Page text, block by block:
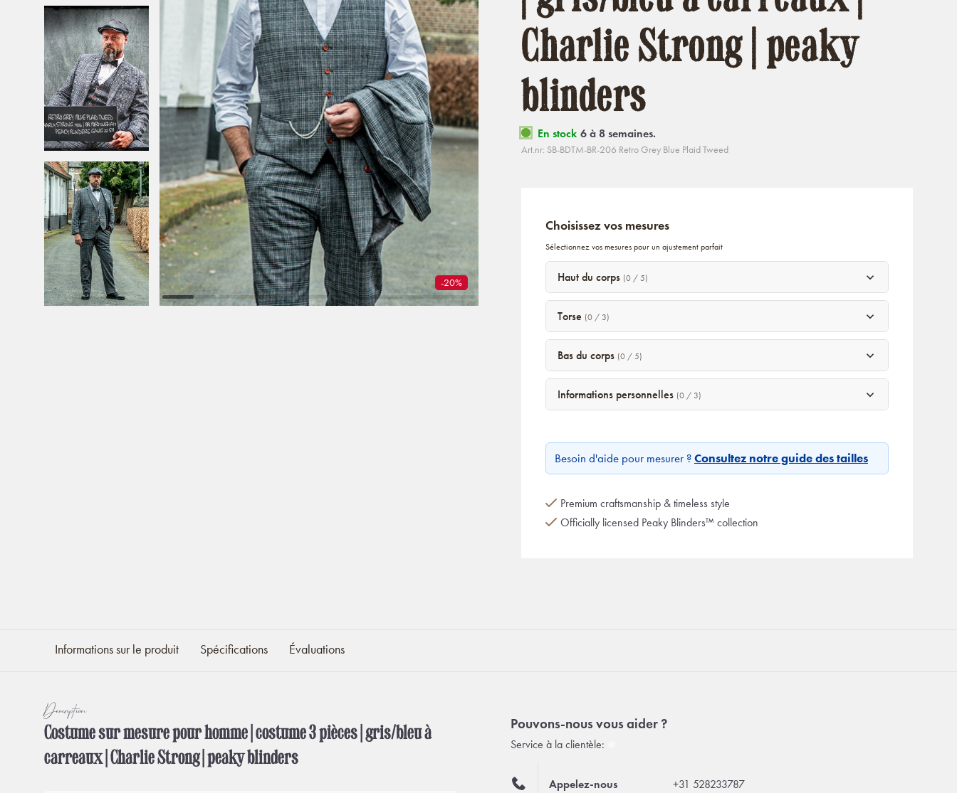
-20%
Charlie Strong | peaky
blinders
En stock 6 à 8 semaines.
Art.nr: SB-BDTM-BR-206 Retro Grey Blue Plaid Tweed
Choisissez vos mesures
Sélectionnez vos mesures pour un ajustement parfait
Haut du corps (0 / 5)
Torse (0 / 3)
Bas du corps (0 / 5)
Informations personnelles (0 / 3)
Besoin d'aide pour mesurer ? Consultez notre guide des tailles
Premium craftsmanship & timeless style
Officially licensed Peaky Blinders™ collection
Informations sur le produit Spécifications Évaluations
Description
Costume sur mesure pour homme | costume 3 pièces | gris/bleu à
carreaux | Charlie Strong | peaky blinders
Pouvons-nous vous aider ?
Service à la clientèle:
Appelez-nous +31 528233787